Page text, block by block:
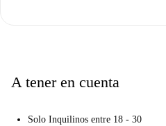
A tener en cuenta
Solo Inquilinos entre 18 - 30